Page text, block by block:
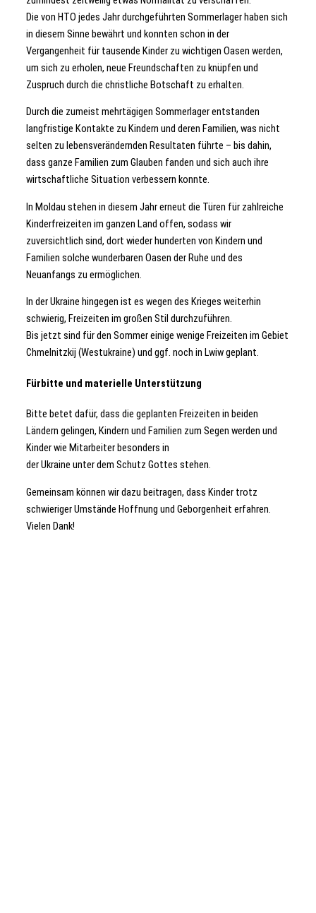
Die von HTO jedes Jahr durchgeführten Sommerlager haben sich
in diesem Sinne bewährt und konnten schon in der
Vergangenheit für tausende Kinder zu wichtigen Oasen werden,
um sich zu erholen, neue Freundschaften zu knüpfen und
Zuspruch durch die christliche Botschaft zu erhalten.
Durch die zumeist mehrtägigen Sommerlager entstanden
langfristige Kontakte zu Kindern und deren Familien, was nicht
selten zu lebensverändernden Resultaten führte – bis dahin,
dass ganze Familien zum Glauben fanden und sich auch ihre
wirtschaftliche Situation verbessern konnte.
In Moldau stehen in diesem Jahr erneut die Türen für zahlreiche
Kinderfreizeiten im ganzen Land offen, sodass wir
zuversichtlich sind, dort wieder hunderten von Kindern und
Familien solche wunderbaren Oasen der Ruhe und des
Neuanfangs zu ermöglichen.
In der Ukraine hingegen ist es wegen des Krieges weiterhin
schwierig, Freizeiten im großen Stil durchzuführen.
Bis jetzt sind für den Sommer einige wenige Freizeiten im Gebiet
Chmelnitzkij (Westukraine) und ggf. noch in Lwiw geplant.
Fürbitte und materielle Unterstützung
Bitte betet dafür, dass die geplanten Freizeiten in beiden
Ländern gelingen, Kindern und Familien zum Segen werden und
Kinder wie Mitarbeiter besonders in
der Ukraine unter dem Schutz Gottes stehen.
Gemeinsam können wir dazu beitragen, dass Kinder trotz
schwieriger Umstände Hoffnung und Geborgenheit erfahren.
Vielen Dank!